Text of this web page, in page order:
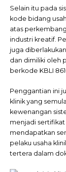
Selain itu pada
kode bidang
atas
industri kreatif.
juga
dan dimiliki oleh
berkode KBLI
Penggantian ini
klinik yang
kewenangan
menjadi sertifikat
mendapatkan
pelaku usaha
tertera dalam